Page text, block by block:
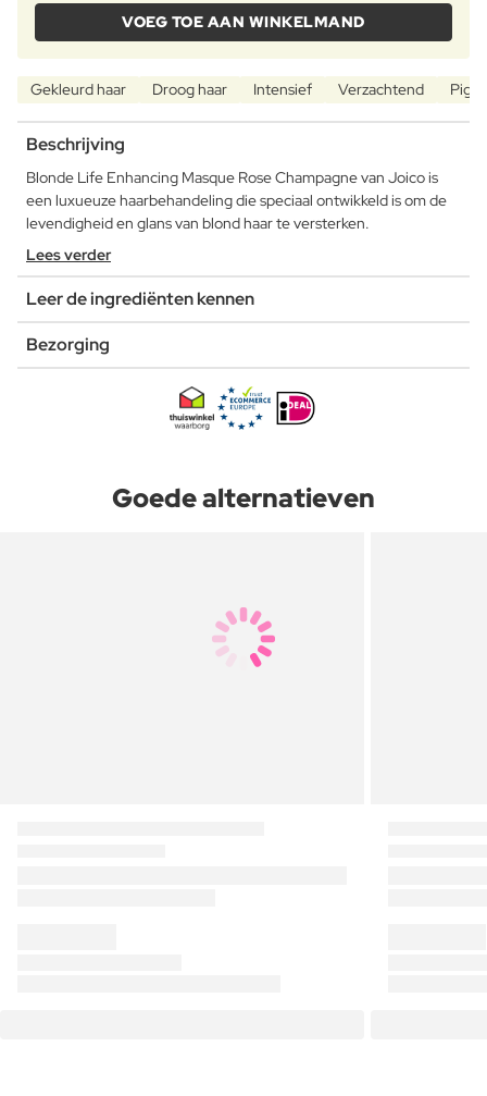
VOEG TOE AAN WINKELMAND
Gekleurd haar Droog haar Intensief Verzachtend
Beschrijving
Blonde Life Enhancing Masque Rose Champagne van Joico is
een luxueuze haarbehandeling die speciaal ontwikkeld is om de
levendigheid en glans van blond haar te versterken.
Lees verder
Leer de ingrediënten kennen
Bezorging
Goede alternatieven